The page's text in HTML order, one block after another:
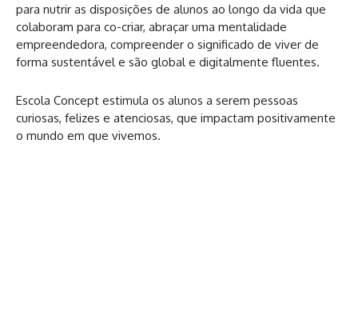
para nutrir as disposições de alunos ao longo da vida que
colaboram para co-criar, abraçar uma mentalidade
empreendedora, compreender o significado de viver de
forma sustentável e são global e digitalmente fluentes.
Escola Concept estimula os alunos a serem pessoas
curiosas, felizes e atenciosas, que impactam positivamente
o mundo em que vivemos.